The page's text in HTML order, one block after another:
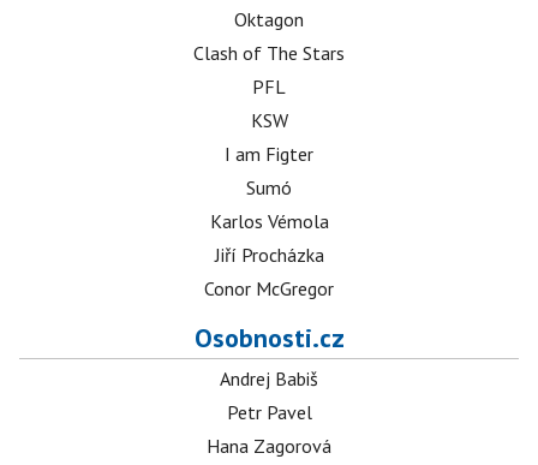
Oktagon
Clash of The Stars
PFL
KSW
I am Figter
Sumó
Karlos Vémola
Jiří Procházka
Conor McGregor
Osobnosti.cz
Andrej Babiš
Petr Pavel
Hana Zagorová